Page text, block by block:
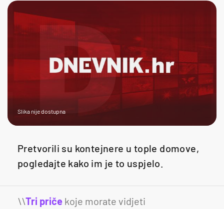
Slika nije dostupna
Pretvorili su kontejnere u tople domove,
pogledajte kako im je to uspjelo.
\\Tri priče koje morate vidjeti